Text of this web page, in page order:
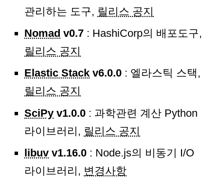
관리하는 도구, 릴리스 공지
Nomad v0.7 : HashiCorp의 배포도구,
릴리스 공지
Elastic Stack v6.0.0 : 엘라스틱 스택,
릴리스 공지
SciPy v1.0.0 : 과학관련 계산 Python
라이브러리, 릴리스 공지
libuv v1.16.0 : Node.js의 비동기 I/O
라이브러리, 변경사항